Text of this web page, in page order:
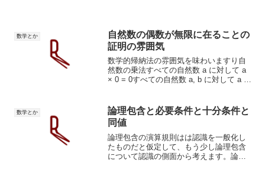
ボナッチ〜、という言葉は...
数学とか
自然数の偶数が無限に在ることの
証明の雰囲気
数学的帰納法の雰囲気を味わいますり自
然数の乗法すべての自然数 a に対して a
× 0 = 0すべての自然数 a, b に対して a ×
数学とか
論理包含と必要条件と十分条件と
同値
論理包含の演算規則はは認識を一般化し
たものだと仮定して、もう少し論理包含
について認識の側面から考えます。論理